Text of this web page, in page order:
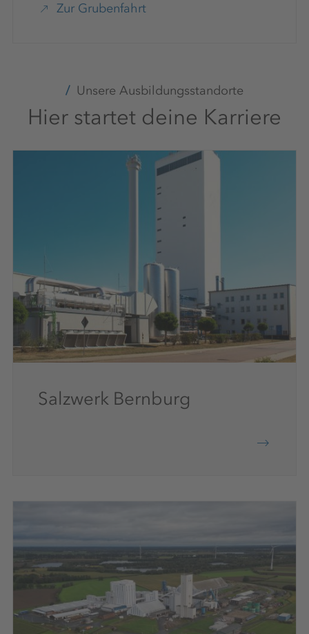
Zur Grubenfahrt
Unsere Ausbildungsstandorte
Hier startet deine Karriere
Salzwerk Bernburg